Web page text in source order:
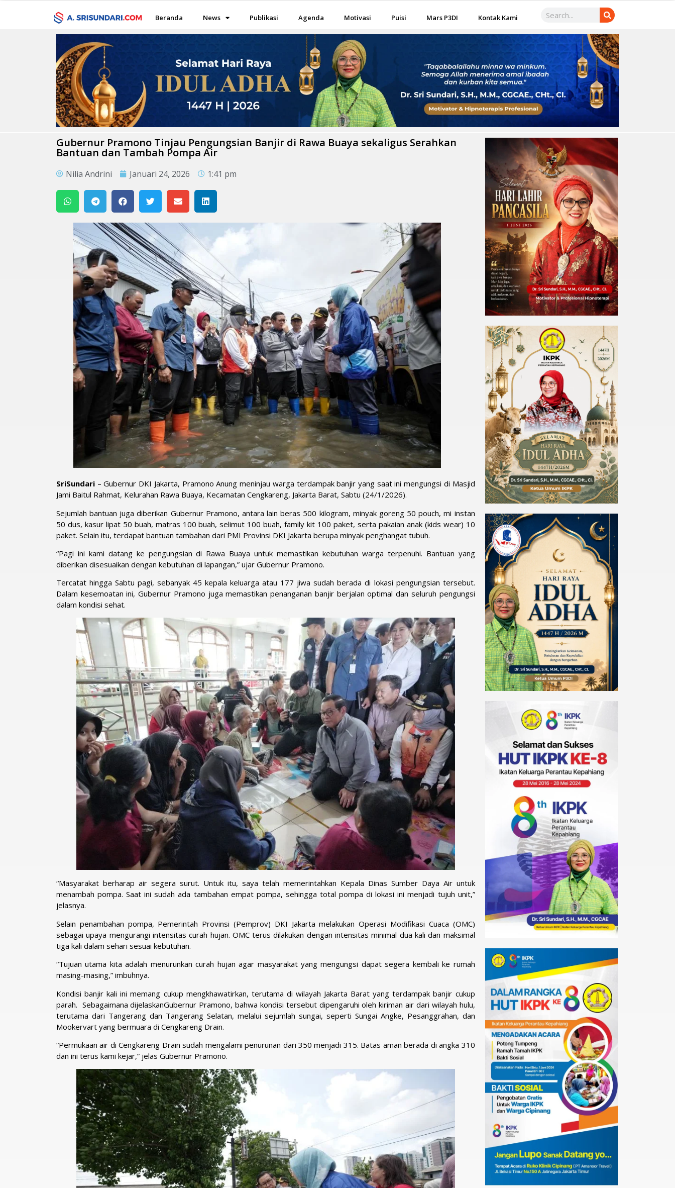
Beranda News Publikasi Agenda Motivasi Puisi Mars P3DI Kontak Kami
Gubernur Pramono Tinjau Pengungsian Banjir di Rawa Buaya sekaligus Serahkan
Bantuan dan Tambah Pompa Air
Nilia Andrini Januari 24, 2026 1:41 pm
SriSundari – Gubernur DKI Jakarta, Pramono Anung meninjau warga terdampak banjir yang saat ini mengungsi di Masjid
Jami Baitul Rahmat, Kelurahan Rawa Buaya, Kecamatan Cengkareng, Jakarta Barat, Sabtu (24/1/2026).
Sejumlah bantuan juga diberikan Gubernur Pramono, antara lain beras 500 kilogram, minyak goreng 50 pouch, mi instan
50 dus, kasur lipat 50 buah, matras 100 buah, selimut 100 buah, family kit 100 paket, serta pakaian anak (kids wear) 10
paket. Selain itu, terdapat bantuan tambahan dari PMI Provinsi DKI Jakarta berupa minyak penghangat tubuh.
“Pagi ini kami datang ke pengungsian di Rawa Buaya untuk memastikan kebutuhan warga terpenuhi. Bantuan yang
diberikan disesuaikan dengan kebutuhan di lapangan,” ujar Gubernur Pramono.
Tercatat hingga Sabtu pagi, sebanyak 45 kepala keluarga atau 177 jiwa sudah berada di lokasi pengungsian tersebut.
Dalam kesemoatan ini, Gubernur Pramono juga memastikan penanganan banjir berjalan optimal dan seluruh pengungsi
dalam kondisi sehat.
“Masyarakat berharap air segera surut. Untuk itu, saya telah memerintahkan Kepala Dinas Sumber Daya Air untuk
menambah pompa. Saat ini sudah ada tambahan empat pompa, sehingga total pompa di lokasi ini menjadi tujuh unit,”
jelasnya.
Selain penambahan pompa, Pemerintah Provinsi (Pemprov) DKI Jakarta melakukan Operasi Modifikasi Cuaca (OMC)
sebagai upaya mengurangi intensitas curah hujan. OMC terus dilakukan dengan intensitas minimal dua kali dan maksimal
tiga kali dalam sehari sesuai kebutuhan.
“Tujuan utama kita adalah menurunkan curah hujan agar masyarakat yang mengungsi dapat segera kembali ke rumah
masing-masing,” imbuhnya.
Kondisi banjir kali ini memang cukup mengkhawatirkan, terutama di wilayah Jakarta Barat yang terdampak banjir cukup
parah. Sebagaimana dijelaskanGubernur Pramono, bahwa kondisi tersebut dipengaruhi oleh kiriman air dari wilayah hulu,
terutama dari Tangerang dan Tangerang Selatan, melalui sejumlah sungai, seperti Sungai Angke, Pesanggrahan, dan
Mookervart yang bermuara di Cengkareng Drain.
“Permukaan air di Cengkareng Drain sudah mengalami penurunan dari 350 menjadi 315. Batas aman berada di angka 310
dan ini terus kami kejar,” jelas Gubernur Pramono.